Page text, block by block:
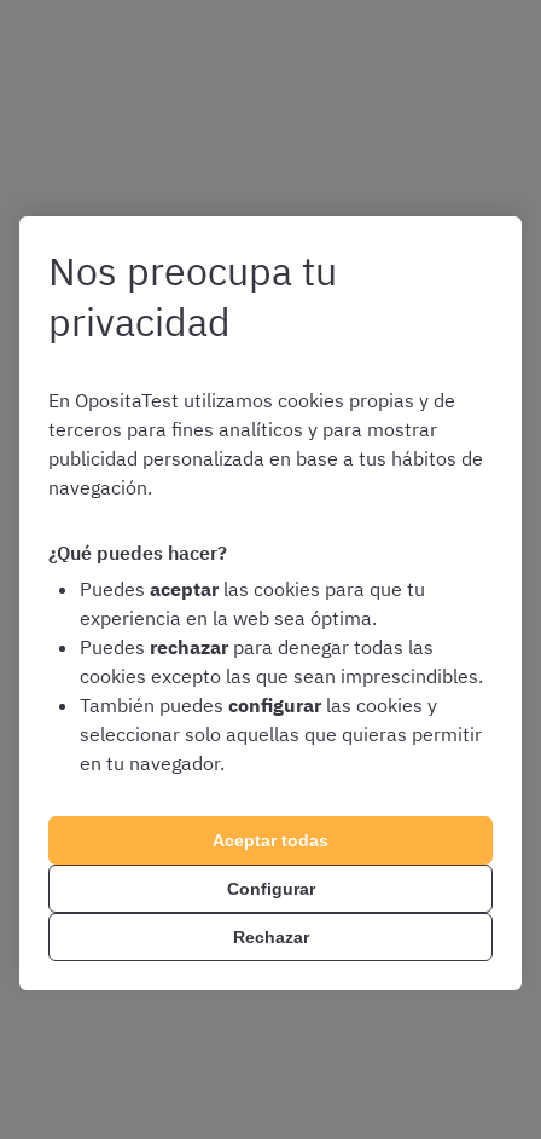
Nos preocupa tu
privacidad
En OpositaTest utilizamos cookies propias y de
terceros para fines analíticos y para mostrar
publicidad personalizada en base a tus hábitos de
navegación.
¿Qué puedes hacer?
Puedes aceptar las cookies para que tu
experiencia en la web sea óptima.
Puedes rechazar para denegar todas las
cookies excepto las que sean imprescindibles.
También puedes configurar las cookies y
seleccionar solo aquellas que quieras permitir
en tu navegador.
Aceptar todas
Configurar
Rechazar